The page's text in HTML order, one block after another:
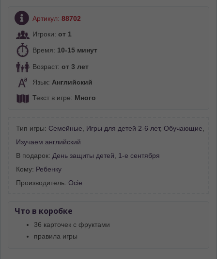
Артикул: 88702
Игроки: от 1
Время: 10-15 минут
Возраст: от 3 лет
Язык: Английский
Текст в игре: Много
Тип игры: Семейные Игры для детей 2-6 лет, Обучающие
Изучаем английский
В подарок: День защиты детей
1-е сентября
Кому: Ребенку
Производитель: Ocie
Что в коробке
36 карточек с фруктами
правила игры